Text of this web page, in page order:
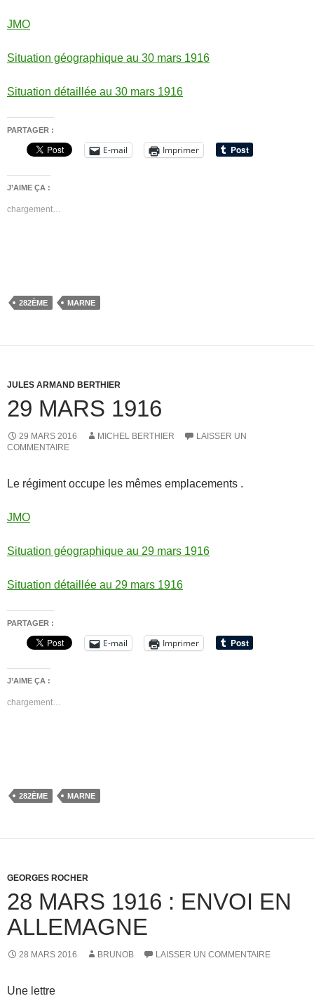
JMO
Situation géographique au 30 mars 1916
Situation détaillée au 30 mars 1916
PARTAGER :
E-mail Imprimer
J’AIME ÇA :
chargement…
282ÈME MARNE
JULES ARMAND BERTHIER
29 MARS 1916
29 MARS 2016 MICHEL BERTHIER
LAISSER UN
COMMENTAIRE
Le régiment occupe les mêmes emplacements .
JMO
Situation géographique au 29 mars 1916
Situation détaillée au 29 mars 1916
PARTAGER :
E-mail Imprimer
J’AIME ÇA :
chargement…
282ÈME MARNE
GEORGES ROCHER
28 MARS 1916 : ENVOI EN
ALLEMAGNE
28 MARS 2016 BRUNOB LAISSER UN COMMENTAIRE
Une lettre